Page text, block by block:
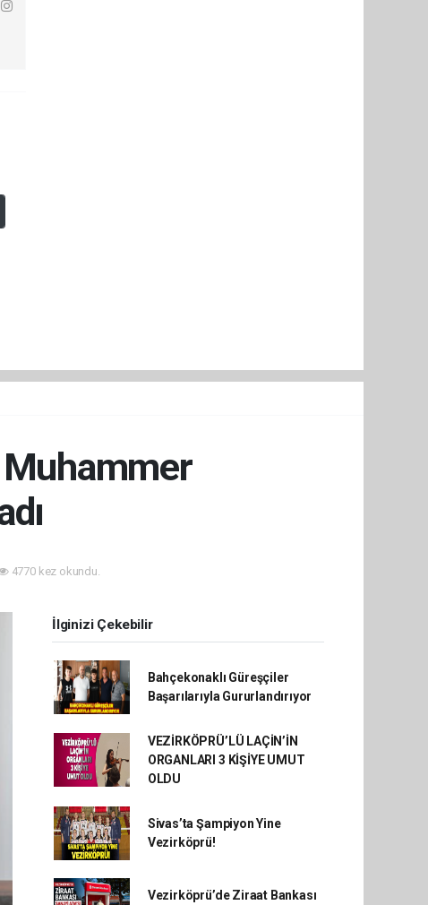
4770 kez okundu.
İlginizi Çekebilir
Bahçekonaklı Güreşçiler
Başarılarıyla Gururlandırıyor
VEZİRKÖPRÜ’LÜ LAÇİN’İN
ORGANLARI 3 KİŞİYE UMUT
OLDU
Sivas’ta Şampiyon Yine
Vezirköprü!
Vezirköprü’de Ziraat Bankası